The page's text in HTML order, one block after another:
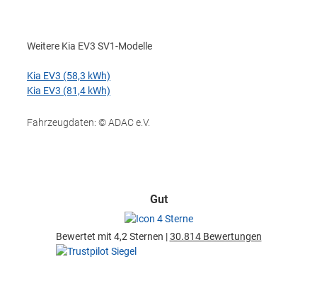
Weitere Kia EV3 SV1-Modelle
Kia EV3 (58,3 kWh)
Kia EV3 (81,4 kWh)
Fahrzeugdaten: © ADAC e.V.
Gut
Bewertet mit 4,2 Sternen |30.814 Bewertungen